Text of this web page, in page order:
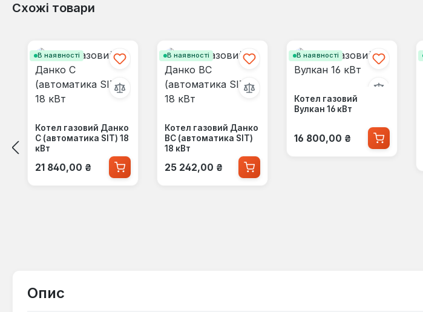
Схожі товари
В наявності
Котел газовий Данко
С (автоматика SIT) 18
кВт
Звичайна ціна:
21 840,00 ₴
В наявності
Котел газовий Данко
ВС (автоматика SIT)
18 кВт
Звичайна ціна:
25 242,00 ₴
В наявності
Котел газовий
Вулкан 16 кВт
Звичайна ціна:
16 800,00 ₴
Опис